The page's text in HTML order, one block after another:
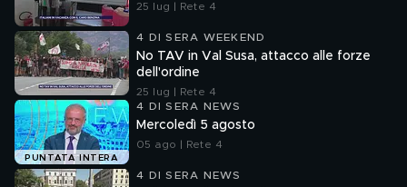
25 lug | Rete 4
4 DI SERA WEEKEND
No TAV in Val Susa, attacco alle forze
dell'ordine
25 lug | Rete 4
PUNTATA INTERA
4 DI SERA NEWS
Mercoledì 5 agosto
05 ago | Rete 4
4 DI SERA NEWS